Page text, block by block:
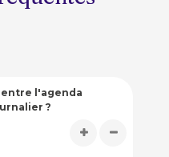
l'agenda
?